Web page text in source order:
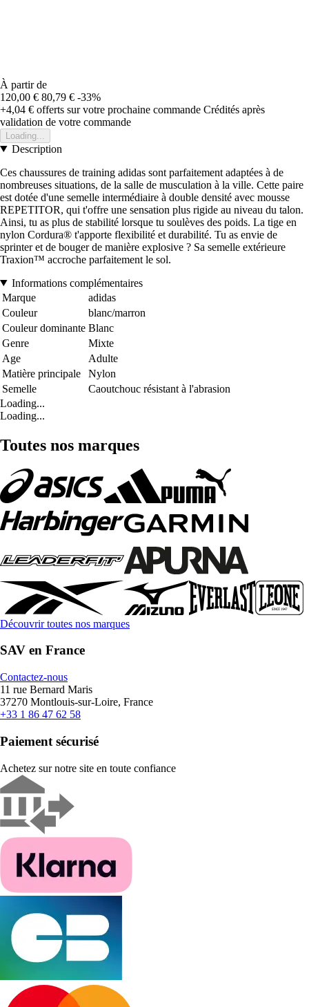
À partir de
120,00 € 80,79 € -33%
+4,04 € offerts sur votre prochaine commande Crédités après
validation de votre commande
Loading...
Description
Ces chaussures de training adidas sont parfaitement adaptées à de
nombreuses situations, de la salle de musculation à la ville. Cette paire
est dotée d'une semelle intermédiaire à double densité avec mousse
REPETITOR, qui t'offre une sensation plus rigide au niveau du talon.
Ainsi, tu as plus de stabilité lorsque tu soulèves des poids. La tige en
nylon Cordura® t'apporte flexibilité et durabilité. Tu as envie de
sprinter et de bouger de manière explosive ? Sa semelle extérieure
Traxion™ accroche parfaitement le sol.
Informations complémentaires
Marque
adidas
Couleur
blanc/marron
Couleur dominante Blanc
Genre
Mixte
Age
Adulte
Matière principale
Nylon
Semelle
Caoutchouc résistant à l'abrasion
Loading...
Loading...
Toutes nos marques
Découvrir toutes nos marques
SAV en France
Contactez-nous
11 rue Bernard Maris
37270 Montlouis-sur-Loire, France
+33 1 86 47 62 58
Paiement sécurisé
Achetez sur notre site en toute confiance